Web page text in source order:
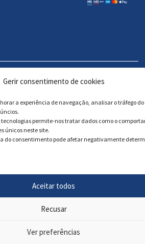
Gerir consentimento de cookies
a experiência de navegação, analisar o tráfego do
permite-nos tratar dados como o
únicos neste site.
do consentimento pode afetar negativamente
Aceitar todos
Recusar
Ver preferências
Livro de reclamações
byMegastock Informática